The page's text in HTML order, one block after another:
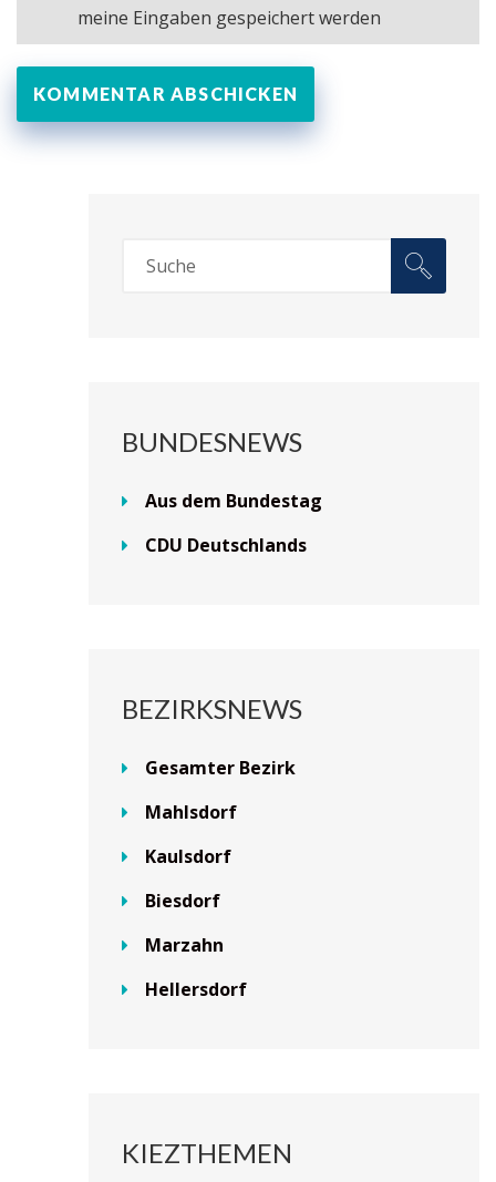
meine Eingaben gespeichert werden
BUNDESNEWS
Aus dem Bundestag
CDU Deutschlands
BEZIRKSNEWS
Gesamter Bezirk
Mahlsdorf
Kaulsdorf
Biesdorf
Marzahn
Hellersdorf
KIEZTHEMEN